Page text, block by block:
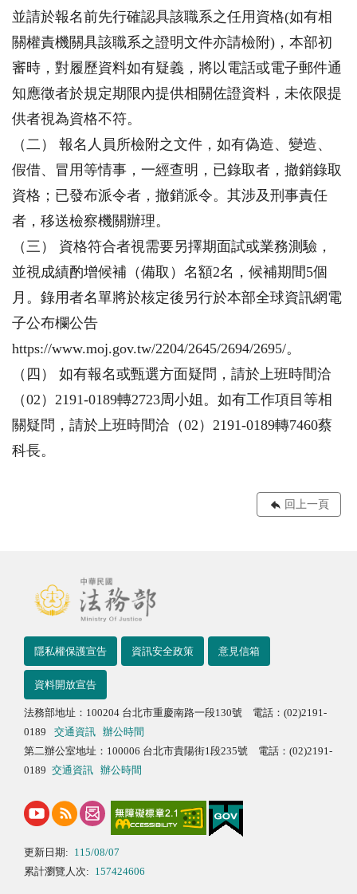
並請於報名前先行確認具該職系之任用資格(如有相
關權責機關具該職系之證明文件亦請檢附)，本部初
審時，對履歷資料如有疑義，將以電話或電子郵件通
知應徵者於規定期限內提供相關佐證資料，未依限提
供者視為資格不符。
（二） 報名人員所檢附之文件，如有偽造、變造、
假借、冒用等情事，一經查明，已錄取者，撤銷錄取
資格；已發布派令者，撤銷派令。其涉及刑事責任
者，移送檢察機關辦理。
（三） 資格符合者視需要另擇期面試或業務測驗，
並視成績酌增候補（備取）名額2名，候補期間5個
月。錄用者名單將於核定後另行於本部全球資訊網電
子公布欄公告
https://www.moj.gov.tw/2204/2645/2694/2695/。
（四） 如有報名或甄選方面疑問，請於上班時間洽
（02）2191-0189轉2723周小姐。如有工作項目等相
關疑問，請於上班時間洽（02）2191-0189轉7460蔡
科長。
回上一頁
隱私權保護宣告 資訊安全政策 意見信箱
資料開放宣告
法務部地址：100204 台北市重慶南路一段130號 電話：(02)2191-
0189
交通資訊
辦公時間
第二辦公室地址：100006 台北市貴陽街1段235號 電話：(02)2191-
0189 交通資訊 辦公時間
更新日期: 115/08/07
累計瀏覽人次: 157424606